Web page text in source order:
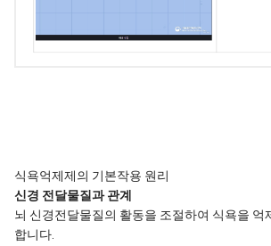
식욕억제제의 기본작용 원리
신경 전달물질과 관계
뇌 신경전달물질의 활동을 조절하여 식욕을 억
합니다.